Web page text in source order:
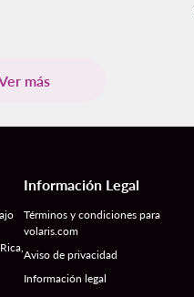
más
Información Legal
Términos y condiciones para
volaris.com
Aviso de privacidad
Información legal